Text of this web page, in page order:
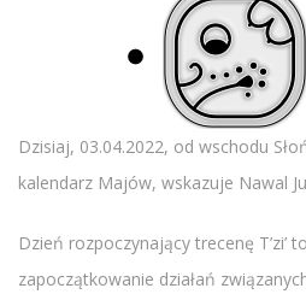
Dzisiaj, 03.04.2022, od wschodu
kalendarz Majów, wskazuje Nawal
Dzień rozpoczynający trecenę T’zi’
zapoczątkowanie działań